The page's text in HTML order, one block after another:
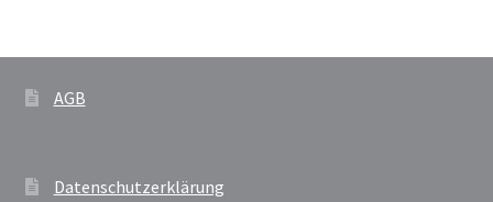
AGB
Datenschutzerklärung